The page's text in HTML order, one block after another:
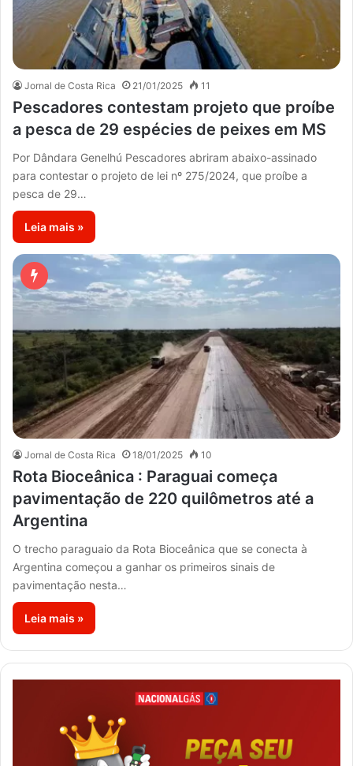
Jornal de Costa Rica 21/01/2025 11
Pescadores contestam projeto que proíbe
a pesca de 29 espécies de peixes em MS
Por Dândara Genelhú Pescadores abriram abaixo-assinado
para contestar o projeto de lei nº 275/2024, que proíbe a
pesca de 29…
Leia mais »
Jornal de Costa Rica 18/01/2025 10
Rota Bioceânica : Paraguai começa
pavimentação de 220 quilômetros até a
Argentina
O trecho paraguaio da Rota Bioceânica que se conecta à
Argentina começou a ganhar os primeiros sinais de
pavimentação nesta…
Leia mais »